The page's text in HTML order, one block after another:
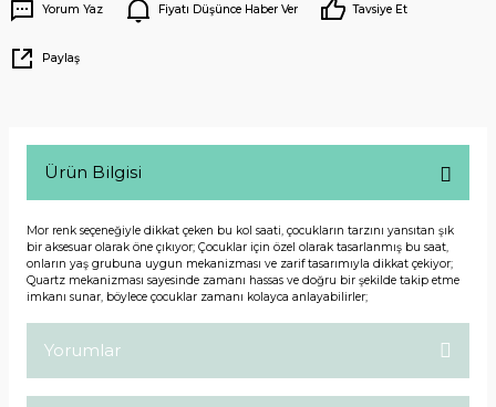
Yorum Yaz Fiyatı Düşünce Haber Ver Tavsiye Et
Paylaş
Ürün Bilgisi
Mor renk seçeneğiyle dikkat çeken bu kol saati, çocukların tarzını yansıtan şık
bir aksesuar olarak öne çıkıyor; Çocuklar için özel olarak tasarlanmış bu saat,
onların yaş grubuna uygun mekanizması ve zarif tasarımıyla dikkat çekiyor;
Quartz mekanizması sayesinde zamanı hassas ve doğru bir şekilde takip etme
imkanı sunar, böylece çocuklar zamanı kolayca anlayabilirler;
Yorumlar